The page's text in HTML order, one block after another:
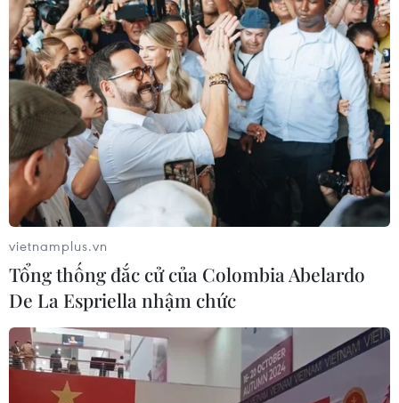
vietnamplus.vn
Tổng thống đắc cử của Colombia Abelardo
De La Espriella nhậm chức